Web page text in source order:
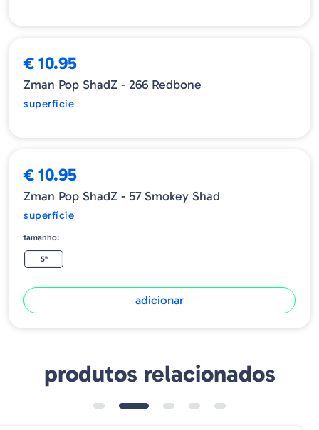
€ 10.95
Zman Pop ShadZ - 266 Redbone
superfície
€ 10.95
Zman Pop ShadZ - 57 Smokey Shad
superfície
tamanho:
5"
adicionar
produtos relacionados